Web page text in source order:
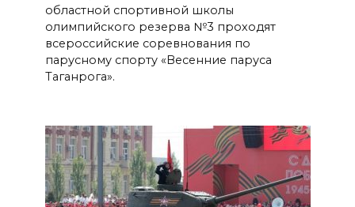
областной спортивной школы
олимпийского резерва №3 проходят
всероссийские соревнования по
парусному спорту «Весенние паруса
Таганрога».